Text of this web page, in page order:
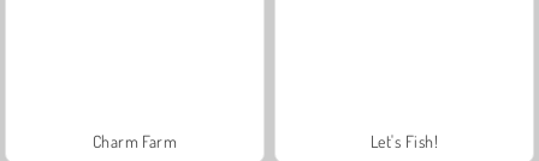
Charm Farm Let's Fish!